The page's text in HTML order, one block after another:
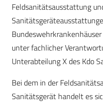
Feldsanitätsausstattung
unter fachlicher
Unterabteilung X des Kdo
Bei dem in der
Sanitätsgerät handelt es